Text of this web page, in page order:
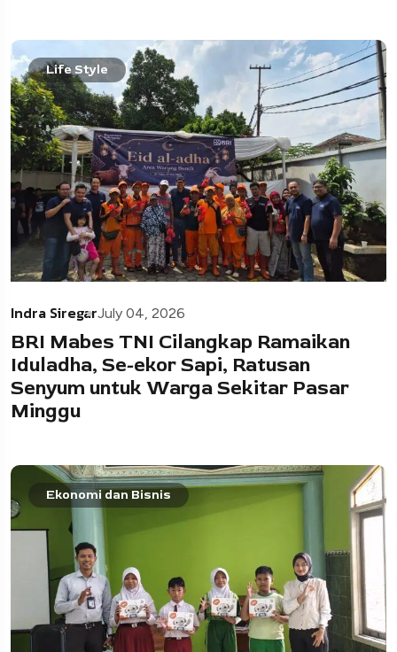
Life Style
Indra SiregarJuly 04, 2026
BRI Mabes TNI Cilangkap Ramaikan
Iduladha, Se-ekor Sapi, Ratusan
Senyum untuk Warga Sekitar Pasar
Minggu
Ekonomi dan Bisnis